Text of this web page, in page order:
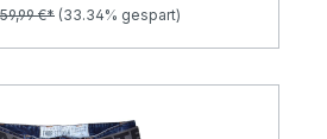
59,99 €* (33.34% gespart)